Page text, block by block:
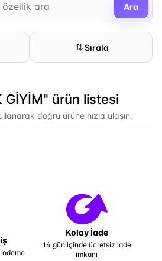
Ara
Sırala
GİYİM" ürün listesi
doğru ürüne hızla ulaşın.
Kolay İade
14 gün içinde ücretsiz iade
imkanı